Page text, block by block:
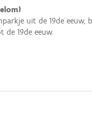
uit de 19de
de 19de eeuw.